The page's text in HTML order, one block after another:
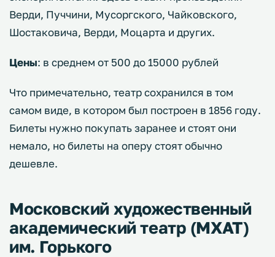
Верди, Пуччини, Мусоргского, Чайковского,
Шостаковича, Верди, Моцарта и других.
Цены: в среднем от 500 до 15000 рублей
Что примечательно, театр сохранился в том
самом виде, в котором был построен в 1856 году.
Билеты нужно покупать заранее и стоят они
немало, но билеты на оперу стоят обычно
дешевле.
Московский художественный
академический театр (МХАТ)
им. Горького